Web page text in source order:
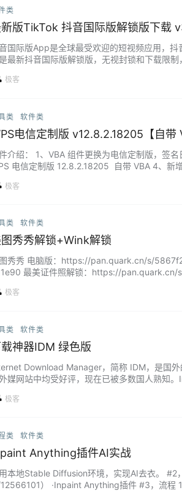
类
版TikTok 抖音国际版解锁版下载
国际版App是全球最受欢迎的短视频应用，抖
最新抖音国际版解锁版，无视封锁和下载限
去所有广告、去保存视频水印 – 内置自定义全
极客
类 软件类
电信定制版 v12.8.2.18205【自带
介绍： 1、VBA 组件更换为电信定制版，签
电信定制版 12.8.2.18205 自带 VBA 4、新
Files (x86)\Kingsoft\WPS O…...
极客
类 软件类
秀秀解锁+Wink解锁
秀秀 电脑版：https://pan.quark.cn/s/
最美证件照解锁：https://pan.quark.cn/
极客
类 软件类
神器IDM 绿色版
Download Manager，简称 IDM，是国
媒网站中均受好评，现在已被多数国人熟知
传到一半的资料。 IDM具有动态文件分割、
极客
类 软件类
Anything插件AI实战
本地Stable Diffusion环境，实现AI去衣。
） ·Inpaint Anything插件 #3，流